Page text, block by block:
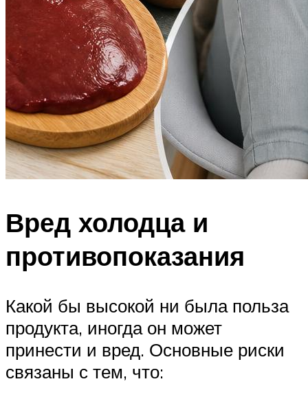
Вред холодца и
противопоказания
Какой бы высокой ни была польза
продукта, иногда он может
принести и вред. Основные риски
связаны с тем, что: